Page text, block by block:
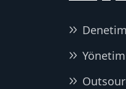
Denetim
Yönetim